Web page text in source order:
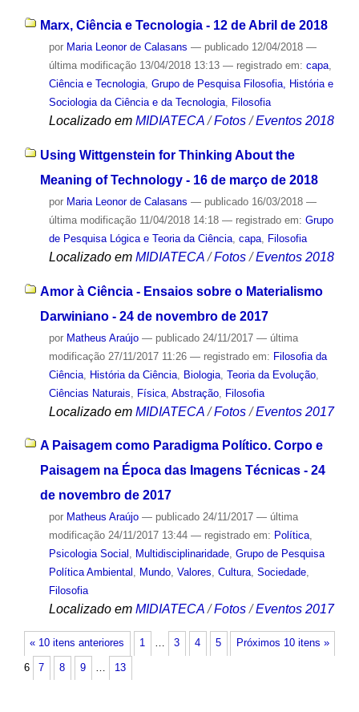
Marx, Ciência e Tecnologia - 12 de Abril de 2018
por Maria Leonor de Calasans — publicado12/04/2018 —
última modificação13/04/2018 13:13 — registrado em: capa,
Ciência e Tecnologia, Grupo de Pesquisa Filosofia, História e
Sociologia da Ciência e da Tecnologia, Filosofia
Localizado em MIDIATECA /Fotos /Eventos 2018
Using Wittgenstein for Thinking About the
Meaning of Technology - 16 de março de 2018
por Maria Leonor de Calasans — publicado16/03/2018 —
última modificação11/04/2018 14:18 — registrado em: Grupo
de Pesquisa Lógica e Teoria da Ciência, capa, Filosofia
Localizado em MIDIATECA /Fotos /Eventos 2018
Amor à Ciência - Ensaios sobre o Materialismo
Darwiniano - 24 de novembro de 2017
por Matheus Araújo — publicado24/11/2017 — última
modificação27/11/2017 11:26 — registrado em: Filosofia da
Ciência, História da Ciência, Biologia, Teoria da Evolução,
Ciências Naturais
Física, Abstração, Filosofia
Localizado em MIDIATECA /Fotos /Eventos 2017
A Paisagem como Paradigma Político. Corpo e
Paisagem na Época das Imagens Técnicas - 24
de novembro de 2017
por Matheus Araújo — publicado24/11/2017 — última
modificação24/11/2017 13:44 — registrado em: Política,
Psicologia Social , Multidisciplinaridade, Grupo de Pesquisa
Política Ambiental , Mundo, Valores, Cultura, Sociedade,
Filosofia
Localizado em MIDIATECA /Fotos /Eventos 2017
« 10 itens anteriores Próximos 10 itens »
1 … 3 4 5
6 7 8 9 … 13